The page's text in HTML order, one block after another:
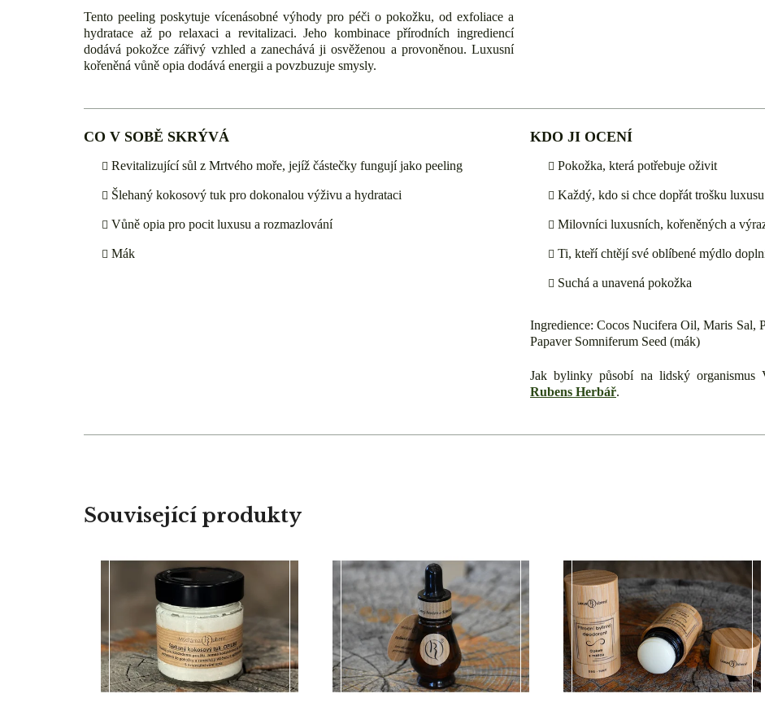
Tento peeling poskytuje vícenásobné výhody pro péči o pokožku, od exfoliace a
hydratace až po relaxaci a revitalizaci. Jeho kombinace přírodních ingrediencí
dodává pokožce zářivý vzhled a zanechává ji osvěženou a provoněnou. Luxusní
kořeněná vůně opia dodává energii a povzbuzuje smysly.
CO V SOBĚ SKRÝVÁ
Revitalizující sůl z Mrtvého moře, jejíž částečky fungují jako peeling
Šlehaný kokosový tuk pro dokonalou výživu a hydrataci
Vůně opia pro pocit luxusu a rozmazlování
Mák
KDO JI OCENÍ
Pokožka, která potřebuje oživit
Každý, kdo si chce dopřát trošku
Milovníci luxusních, kořeněných a
Ti, kteří chtějí své oblíbené mýdlo
Suchá a unavená pokožka
Ingredience: Cocos Nucifera Oil, Maris Sal,
Papaver Somniferum Seed (mák)
Jak bylinky působí na lidský organismus
Rubens Herbář.
Související produkty